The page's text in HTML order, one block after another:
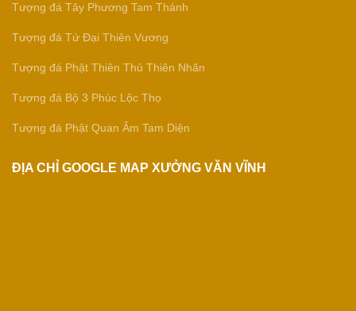
Tượng đá Tây Phương Tam Thánh
Tượng đá Tứ Đại Thiên Vương
Tượng đá Phật Thiên Thủ Thiên Nhãn
Tượng đá Bộ 3 Phúc Lộc Thọ
Tượng đá Phật Quan Âm Tam Diện
ĐỊA CHỈ GOOGLE MAP XƯỞNG VĂN VĨNH